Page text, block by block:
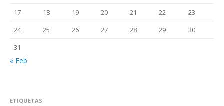
17
18 19 20 21 22
23
24
25 26 27 28 29
30
31
« Feb
ETIQUETAS